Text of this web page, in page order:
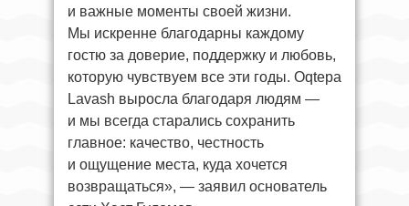
и важные моменты своей жизни.
Мы искренне благодарны каждому
гостю за доверие, поддержку и любовь,
которую чувствуем все эти годы. Oqtepa
Lavash выросла благодаря людям —
и мы всегда старались сохранить
главное: качество, честность
и ощущение места, куда хочется
возвращаться», — заявил основатель